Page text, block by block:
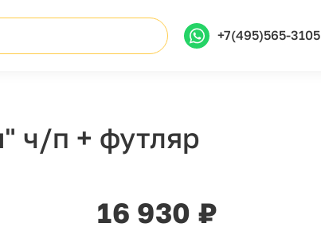
+7(495)565-3105
ч/п + футляр
16 930 ₽